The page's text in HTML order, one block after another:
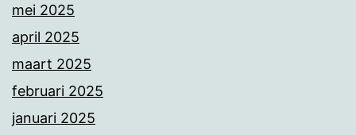
mei 2025
april 2025
maart 2025
februari 2025
januari 2025